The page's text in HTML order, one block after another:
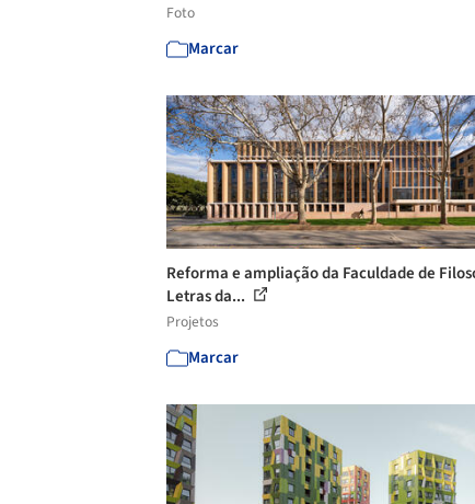
Foto
Marcar
Reforma e ampliação da Faculdade de
Letras da...
Projetos
Marcar